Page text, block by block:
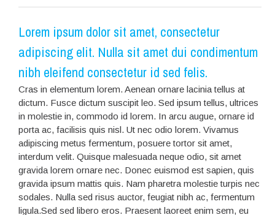
Lorem ipsum dolor sit amet, consectetur
adipiscing elit. Nulla sit amet dui condimentum
nibh eleifend consectetur id sed felis.
Cras in elementum lorem. Aenean ornare lacinia tellus at
dictum. Fusce dictum suscipit leo. Sed ipsum tellus, ultrices
in molestie in, commodo id lorem. In arcu augue, ornare id
porta ac, facilisis quis nisl. Ut nec odio lorem. Vivamus
adipiscing metus fermentum, posuere tortor sit amet,
interdum velit. Quisque malesuada neque odio, sit amet
gravida lorem ornare nec. Donec euismod est sapien, quis
gravida ipsum mattis quis. Nam pharetra molestie turpis nec
sodales. Nulla sed risus auctor, feugiat nibh ac, fermentum
ligula.Sed sed libero eros. Praesent laoreet enim sem, eu